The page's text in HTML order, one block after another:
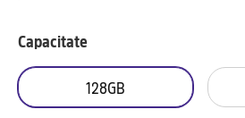
Capacitate
128GB